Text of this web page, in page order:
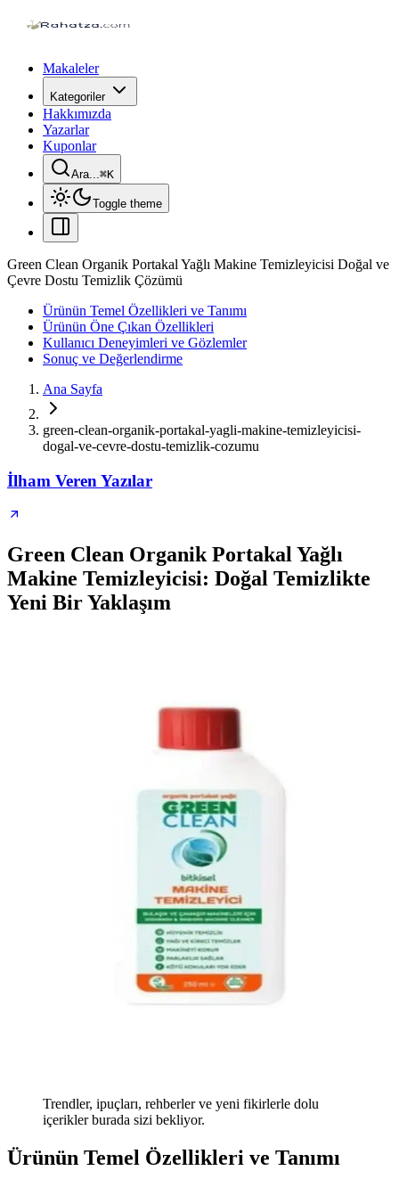
Makaleler
Kategoriler
Hakkımızda
Yazarlar
Kuponlar
Ara...⌘K
Toggle theme
Green Clean Organik Portakal Yağlı Makine Temizleyicisi Doğal ve
Çevre Dostu Temizlik Çözümü
Ürünün Temel Özellikleri ve Tanımı
Ürünün Öne Çıkan Özellikleri
Kullanıcı Deneyimleri ve Gözlemler
Sonuç ve Değerlendirme
Ana Sayfa
green-clean-organik-portakal-yagli-makine-temizleyicisi-
dogal-ve-cevre-dostu-temizlik-cozumu
İlham Veren Yazılar
Green Clean Organik Portakal Yağlı
Makine Temizleyicisi: Doğal Temizlikte
Yeni Bir Yaklaşım
Trendler, ipuçları, rehberler ve yeni fikirlerle dolu
içerikler burada sizi bekliyor.
Ürünün Temel Özellikleri ve Tanımı